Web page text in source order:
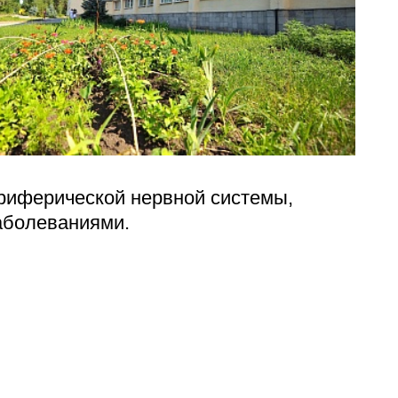
лесничество,
67
нервной системы,